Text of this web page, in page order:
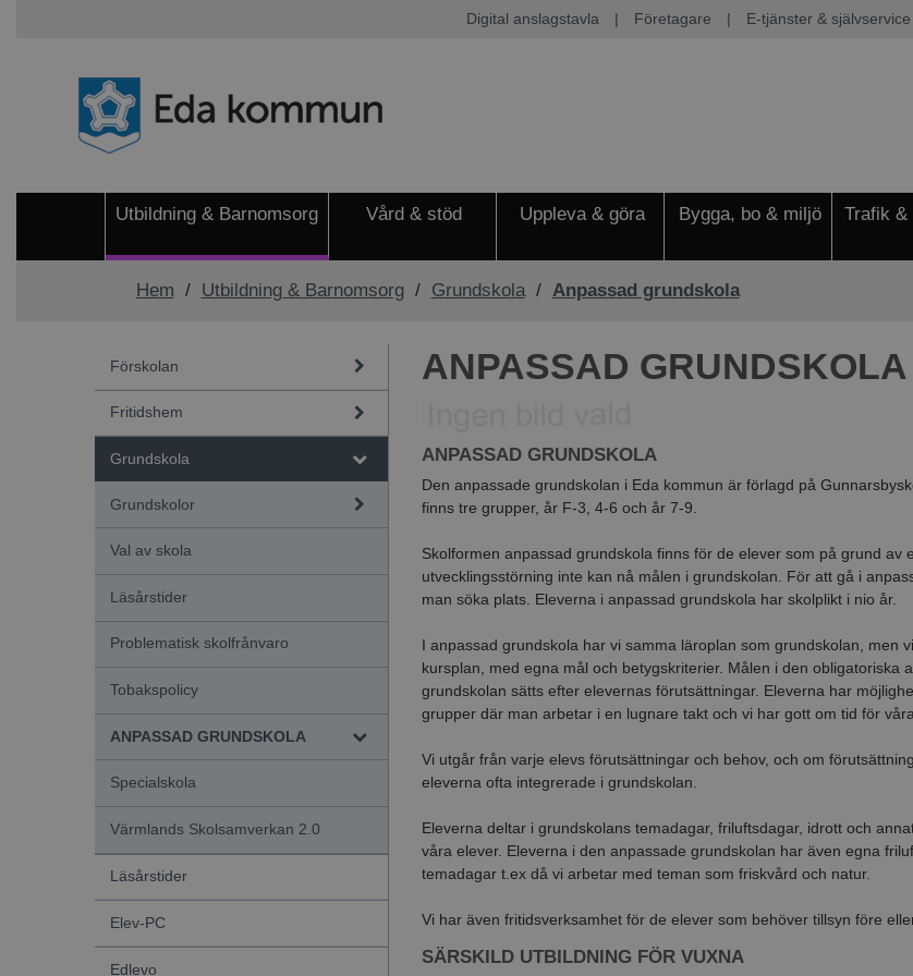
Digital anslagstavla | Företagare | E-tjänster & självservice
Utbildning & Barnomsorg Vård & stöd Uppleva & göra Bygga, bo & miljö Trafik
Hem / Utbildning & Barnomsorg / Grundskola / Anpassad grundskola
Förskolan
Fritidshem
Grundskola
Grundskolor
Val av skola
Läsårstider
Problematisk skolfrånvaro
Tobakspolicy
ANPASSAD GRUNDSKOLA
Specialskola
Värmlands Skolsamverkan 2.0
Läsårstider
Elev-PC
Edlevo
ANPASSAD GRUNDSKOLA
ANPASSAD GRUNDSKOLA
Den anpassade grundskolan i Eda kommun är förlagd på
finns tre grupper, år F-3, 4-6 och år 7-9.
Skolformen anpassad grundskola finns för de elever som på grund av
utvecklingsstörning inte kan nå målen i grundskolan. För att gå i
man söka plats. Eleverna i anpassad grundskola har skolplikt i nio år.
I anpassad grundskola har vi samma läroplan som grundskolan, men
kursplan, med egna mål och betygskriterier. Målen i den obligatoriska
grundskolan sätts efter elevernas förutsättningar. Eleverna har
grupper där man arbetar i en lugnare takt och vi har gott om tid för
Vi utgår från varje elevs förutsättningar och behov, och om
eleverna ofta integrerade i grundskolan.
Eleverna deltar i grundskolans temadagar, friluftsdagar, idrott och
våra elever. Eleverna i den anpassade grundskolan har även egna
temadagar t.ex då vi arbetar med teman som friskvård och natur.
Vi har även fritidsverksamhet för de elever som behöver tillsyn före
SÄRSKILD UTBILDNING FÖR VUXNA